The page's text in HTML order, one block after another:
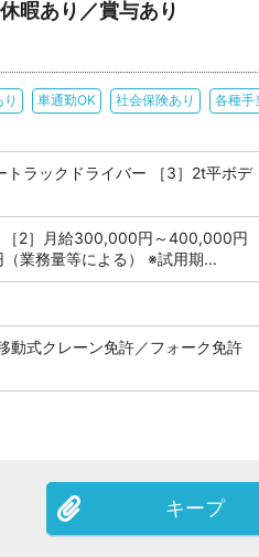
暇あり／賞与あり
車通勤OK 社会保険あり 各種手
トラックドライバー ［3］2t平ボデ
［2］月給300,000円～400,000円
業務量等による） ※試用期...
動式クレーン免許／フォーク免許
キープ